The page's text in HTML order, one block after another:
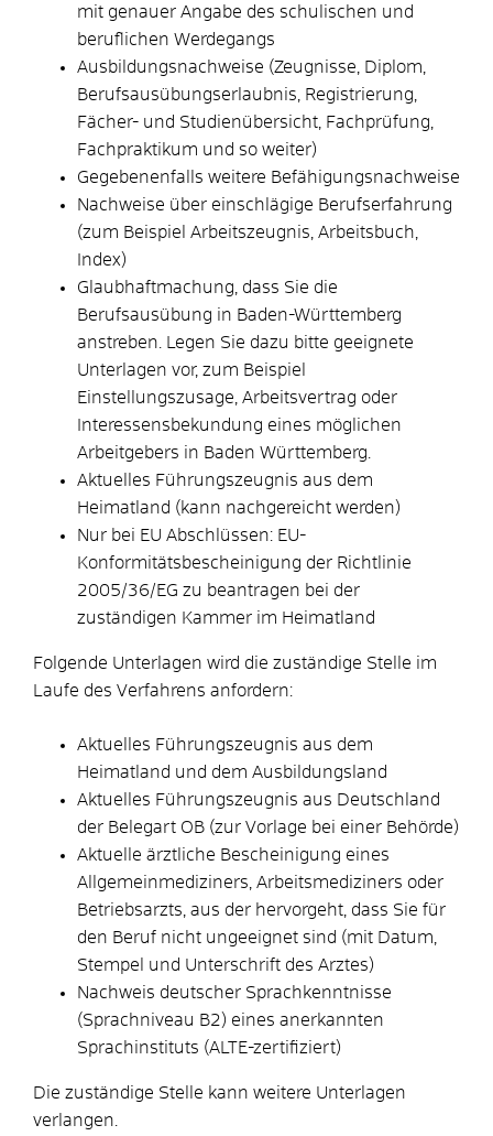
mit genauer Angabe des schulischen und
beruflichen Werdegangs
Ausbildungsnachweise (Zeugnisse, Diplom,
Berufsausübungserlaubnis, Registrierung,
Fächer- und Studienübersicht, Fachprüfung,
Fachpraktikum und so weiter)
Gegebenenfalls weitere Befähigungsnachweise
Nachweise über einschlägige Berufserfahrung
(zum Beispiel Arbeitszeugnis, Arbeitsbuch,
Index)
Glaubhaftmachung, dass Sie die
Berufsausübung in Baden-Württemberg
anstreben. Legen Sie dazu bitte geeignete
Unterlagen vor, zum Beispiel
Einstellungszusage, Arbeitsvertrag oder
Interessensbekundung eines möglichen
Arbeitgebers in Baden Württemberg.
Aktuelles Führungszeugnis aus dem
Heimatland (kann nachgereicht werden)
Nur bei EU Abschlüssen: EU-
Konformitätsbescheinigung der Richtlinie
2005/36/EG zu beantragen bei der
zuständigen Kammer im Heimatland
Folgende Unterlagen wird die zuständige Stelle im
Laufe des Verfahrens anfordern:
Aktuelles Führungszeugnis aus dem
Heimatland und dem Ausbildungsland
Aktuelles Führungszeugnis aus Deutschland
der Belegart OB (zur Vorlage bei einer Behörde)
Aktuelle ärztliche Bescheinigung eines
Allgemeinmediziners, Arbeitsmediziners oder
Betriebsarzts, aus der hervorgeht, dass Sie für
den Beruf nicht ungeeignet sind (mit Datum,
Stempel und Unterschrift des Arztes)
Nachweis deutscher Sprachkenntnisse
(Sprachniveau B2) eines anerkannten
Sprachinstituts (ALTE-zertifiziert)
Die zuständige Stelle kann weitere Unterlagen
verlangen.